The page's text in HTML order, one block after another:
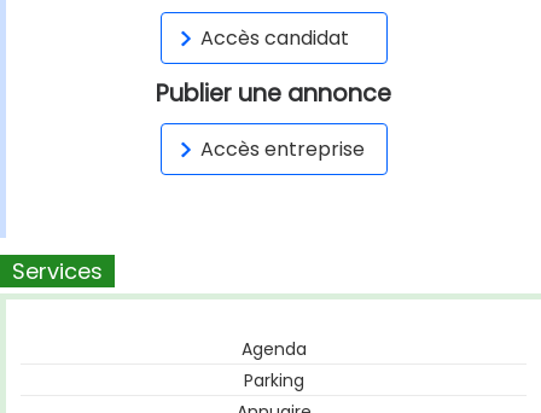
Accès candidat
Publier une annonce
Accès entreprise
Services
Agenda
Parking